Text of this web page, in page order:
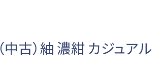
（中古）紬 濃紺 カジュア